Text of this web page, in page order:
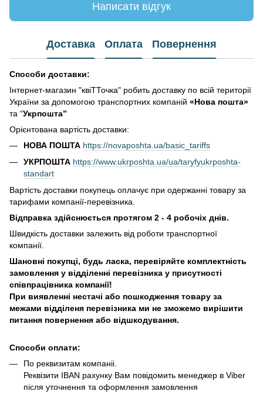
Написати відгук
Доставка Оплата Повернення
Способи доставки:
Інтернет-магазин "квіТТочка" робить доставку по всій території
України за допомогою транспортних компаній «Нова пошта»
та “Укрпошта”
Орієнтована вартість доставки:
НОВА ПОШТА https://novaposhta.ua/basic_tariffs
УКРПОШТА https://www.ukrposhta.ua/ua/taryfyukrposhta-
standart
Вартість доставки покупець оплачує при одержанні товару за
тарифами компанії-перевізника.
Відправка здійснюється протягом 2 - 4 робочіх днів.
Швидкість доставки залежить від роботи транспортної
компанії.
Шановні покупці, будь ласка, перевіряйте комплектність
замовлення у відділенні перевізника у присутності
співпрацівника компанії!
При виявленні нестачі або пошкодження товару за
межами відділеня перевізника ми не зможемо вирішити
питання повернення або відшкодування.
Способи оплати:
По реквизитам компаніі.
Реквізити IBAN рахунку Вам повідомить менеджер в Viber
після уточнення та оформлення замовлення